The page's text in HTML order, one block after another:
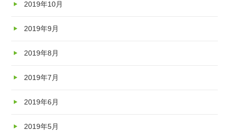
2019年10月
2019年9月
2019年8月
2019年7月
2019年6月
2019年5月